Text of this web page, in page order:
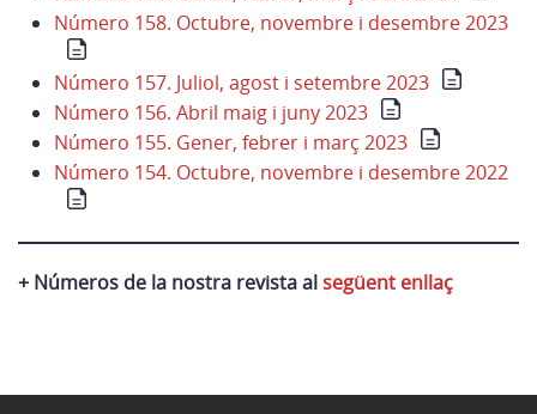
Número 158. Octubre, novembre i desembre 2023
Número 157. Juliol, agost i setembre 2023
Número 156. Abril maig i juny 2023
Número 155. Gener, febrer i març 2023
Número 154. Octubre, novembre i desembre 2022
+ Números de la nostra revista alsegüent enllaç